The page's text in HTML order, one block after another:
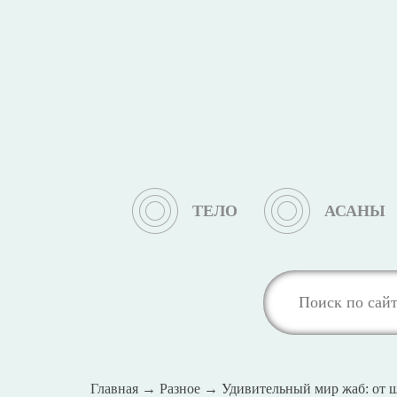
ТЕЛО АСАНЫ
Главная → Разное → Удивительный мир жаб: от